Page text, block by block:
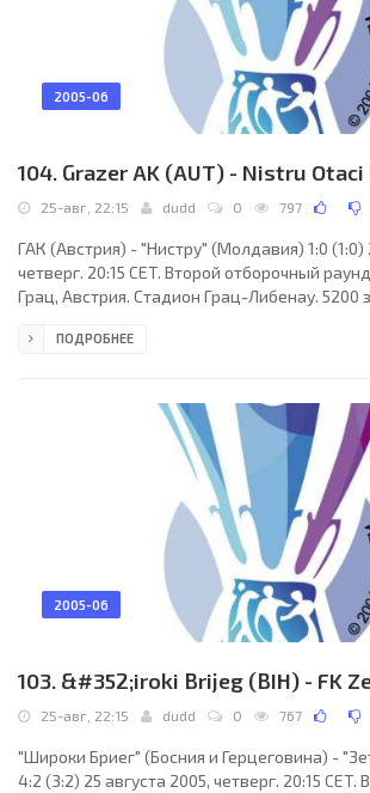
2005-06
104. Grazer AK (AUT) - Nistru Otaci
25-авг, 22:15 dudd 0 797
ГАК (Австрия) - "Нистру" (Молдавия) 1:0 (1:0)
четверг. 20:15 CET. Второй отборочный
Грац, Австрия. Стадион Грац-Либенау. 5200
Малеку (Албания), Денис Реджа (Албания).
Имантс Блейделис, Ален Шкоро, Андреас
Юнузович (Марио Бажина, 70), Игорь Демо
ПОДРОБНЕЕ
2005-06
103. &#352;iroki Brijeg (BIH) - FK
25-авг, 22:15 dudd 0 767
"Широки Бриег" (Босния и Герцеговина) -
4:2 (3:2) 25 августа 2005, четверг. 20:15